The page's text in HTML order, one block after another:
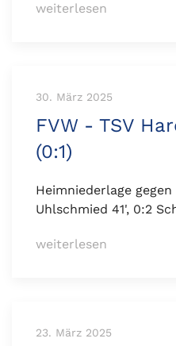
weiterlesen
30. März 2025
FVW - TSV
(0:1)
Heimniederlage
Uhlschmied 41', 0:2
weiterlesen
23. März 2025